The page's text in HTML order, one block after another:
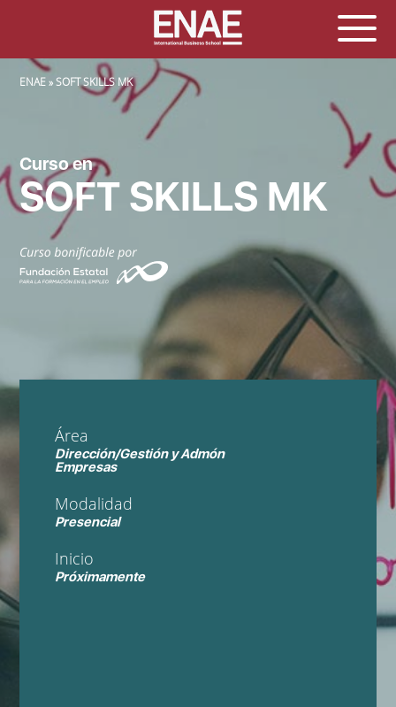
SOBRESCRIBIR ENLACES DE AYUDA A LA NAVEGACIÓN
ENAE SOFT SKILLS MK
Curso en
SOFT SKILLS MK
Área
Dirección/Gestión y Admón
Empresas
Modalidad
Presencial
Inicio
Próximamente